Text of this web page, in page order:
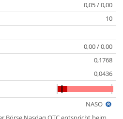
0,05 / 0,00
10
0,00 / 0,00
0,1768
0,0436
NASO